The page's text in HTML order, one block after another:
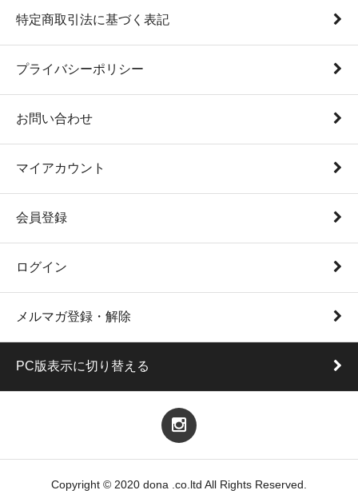
特定商取引法に基づく表記
プライバシーポリシー
お問い合わせ
マイアカウント
会員登録
ログイン
メルマガ登録・解除
PC版表示に切り替える
Copyright © 2020 dona .co.ltd All Rights Reserved.